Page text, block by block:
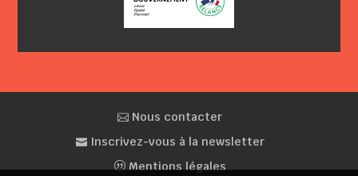
Nous contacter
Inscrivez-vous à la newsletter
Mentions légales